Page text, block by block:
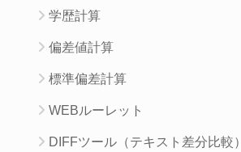
学歴計算
偏差値計算
標準偏差計算
WEBルーレット
DIFFツール（テキスト差分比較）